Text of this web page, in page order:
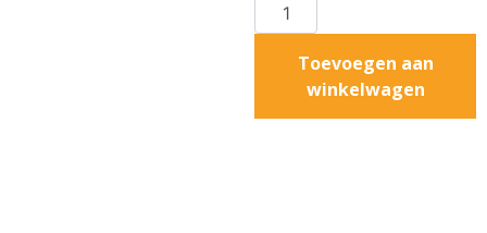
Toevoegen aan
winkelwagen